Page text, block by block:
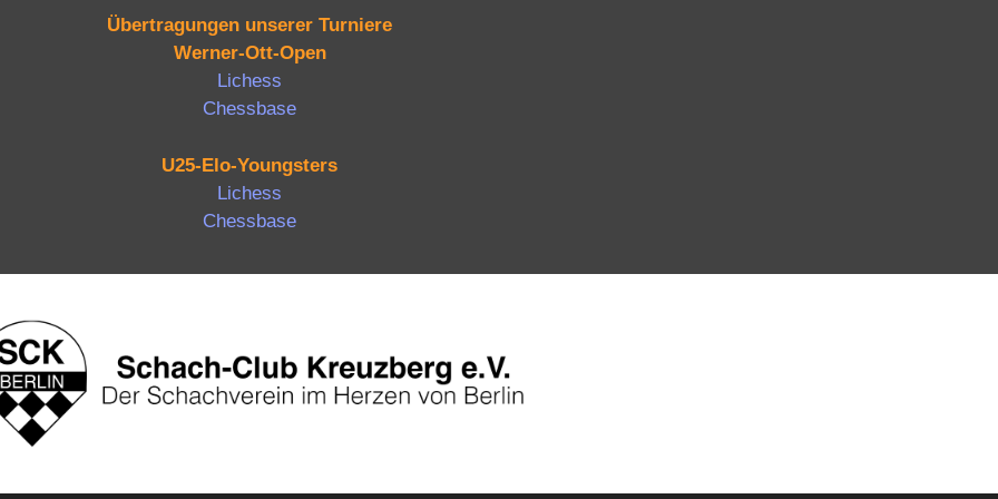
Übertragungen unserer Turniere
Werner-Ott-Open
Lichess
Chessbase
U25-Elo-Youngsters
Lichess
Chessbase